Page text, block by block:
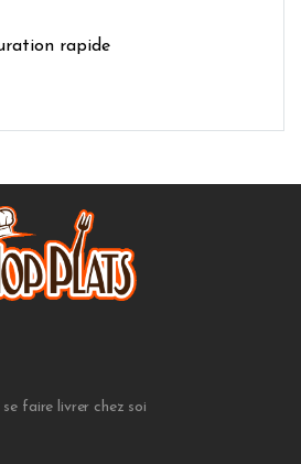
rapide
faire livrer chez soi